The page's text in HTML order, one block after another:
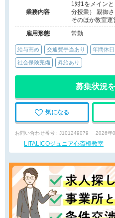
業務内容
1対1をメイン
分授業） 親御
そのほか教室
雇用形態
常勤
給与高め 交通費手当あり 年間休
社会保険完備 昇給あり
募集状況
気になる
お問い合わせ番号 : J101249079 2026年
LITALICOジュニア心斎橋教室